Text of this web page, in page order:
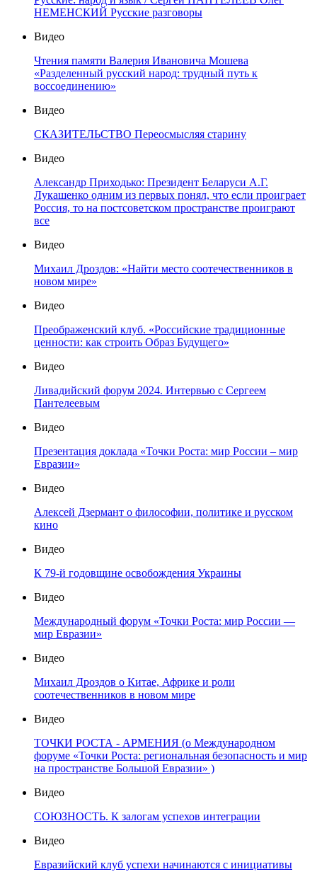
НЕМЕНСКИЙ Русские разговоры
Видео
Чтения памяти Валерия Ивановича Мошева
«Разделенный русский народ: трудный путь к
воссоединению»
Видео
СКАЗИТЕЛЬСТВО Переосмысляя старину
Видео
Александр Приходько: Президент Беларуси А.Г.
Лукашенко одним из первых понял, что если проиграет
Россия, то на постсоветском пространстве проиграют
все
Видео
Михаил Дроздов: «Найти место соотечественников в
новом мире»
Видео
Преображенский клуб. «Российские традиционные
ценности: как строить Образ Будущего»
Видео
Ливадийский форум 2024. Интервью с Сергеем
Пантелеевым
Видео
Презентация доклада «Точки Роста: мир России – мир
Евразии»
Видео
Алексей Дзермант о философии, политике и русском
кино
Видео
К 79-й годовщине освобождения Украины
Видео
Международный форум «Точки Роста: мир России —
мир Евразии»
Видео
Михаил Дроздов о Китае, Африке и роли
соотечественников в новом мире
Видео
ТОЧКИ РОСТА - АРМЕНИЯ (о Международном
форуме «Точки Роста: региональная безопасность и мир
на пространстве Большой Евразии» )
Видео
СОЮЗНОСТЬ. К залогам успехов интеграции
Видео
Евразийский клуб успехи начинаются с инициативы